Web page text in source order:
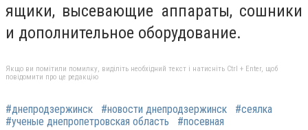
ящики, высевающие аппараты, сошники
и дополнительное оборудование.
Якщо ви помітили помилку, виділіть необхідний текст і натисніть Ctrl + Enter, щоб
повідомити про це редакцію
#днепродзержинск #новости днепродзержинск
#сеялка
#ученые днепропетровская область
#посевная